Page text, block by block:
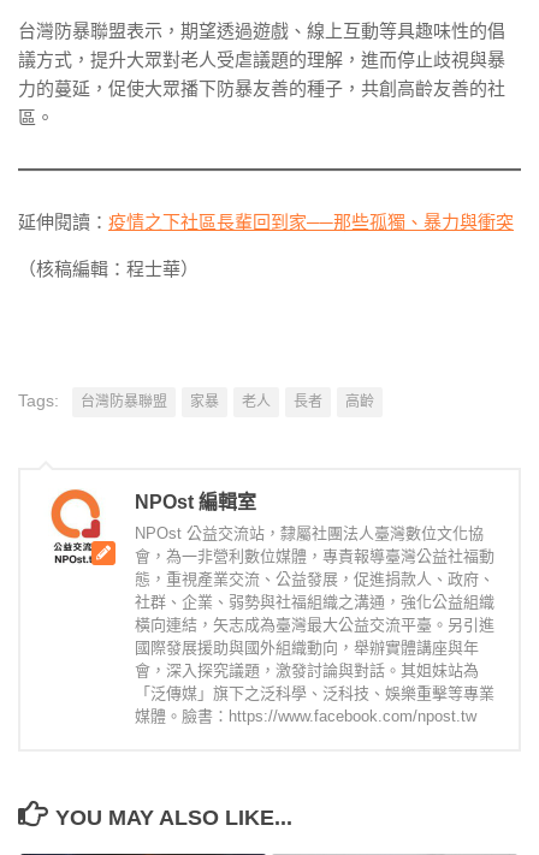
台灣防暴聯盟表示，期望透過遊戲、線上互動等具趣味性的倡
議方式，提升大眾對老人受虐議題的理解，進而停止歧視與暴
力的蔓延，促使大眾播下防暴友善的種子，共創高齡友善的社
區。
延伸閱讀： 疫情之下社區長輩回到家──那些孤獨、暴力與衝突
（核稿編輯：程士華）
Tags: 台灣防暴聯盟 家暴 老人 長者 高齡
NPOst 編輯室
NPOst 公益交流站，隸屬社團法人臺灣數位文化協
會，為一非營利數位媒體，專責報導臺灣公益社福動
態，重視產業交流、公益發展，促進捐款人、政府、
社群、企業、弱勢與社福組織之溝通，強化公益組織
橫向連結，矢志成為臺灣最大公益交流平臺。另引進
國際發展援助與國外組織動向，舉辦實體講座與年
會，深入探究議題，激發討論與對話。其姐妹站為
「泛傳媒」旗下之泛科學、泛科技、娛樂重擊等專業
媒體。臉書：https://www.facebook.com/npost.tw
YOU MAY ALSO LIKE...